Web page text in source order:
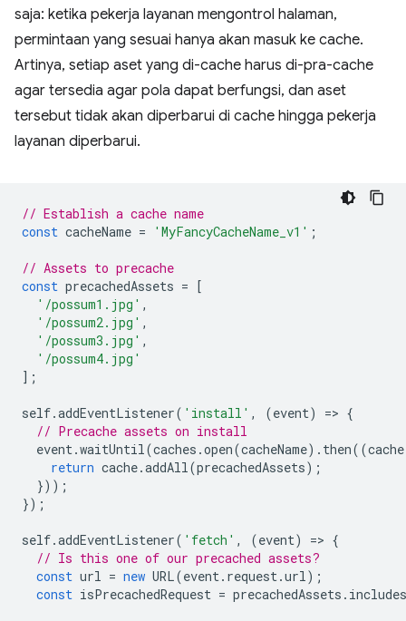
saja: ketika pekerja layanan mengontrol halaman,
permintaan yang sesuai hanya akan masuk ke cache.
Artinya, setiap aset yang di-cache harus di-pra-cache
agar tersedia agar pola dapat berfungsi, dan aset
tersebut tidak akan diperbarui di cache hingga pekerja
layanan diperbarui.
// Establish a cache name
const cacheName = 'MyFancyCacheName_v1' ;
// Assets to precache
const precachedAssets =
[
'/possum1.jpg' ,
'/possum2.jpg' ,
'/possum3.jpg' ,
'/possum4.jpg'
];
self.addEventListener( 'install' , (event) => {
// Precache assets on install
event.waitUntil(caches .open(cacheName). then((cache
return cache.addAll(precachedAssets);
}));
});
self.addEventListener( 'fetch' , (event) => {
// Is this one of our precached assets?
const url = new URL(event. request.url);
const isPrecachedRequest = precachedAssets . includes